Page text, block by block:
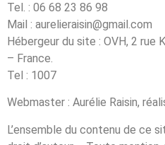
Tel. : 06 68 23 86 98
Mail : aurelieraisin@gmail.com
Hébergeur du site : OVH, 2 rue
– France.
Tel : 1007
Webmaster : Aurélie Raisin,
L’ensemble du contenu de ce